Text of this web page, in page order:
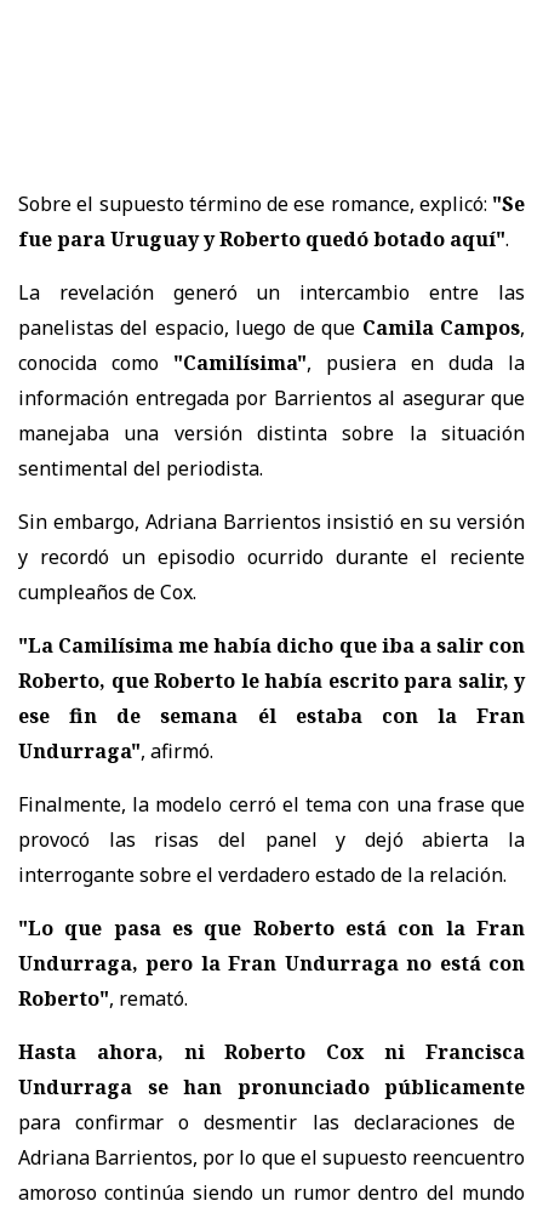
Sobre el supuesto término de ese romance, explicó: "Se
fue para Uruguay y Roberto quedó botado aquí".
La revelación generó un intercambio entre las
panelistas del espacio, luego de que Camila Campos,
conocida como "Camilísima", pusiera en duda la
información entregada por Barrientos al asegurar que
manejaba una versión distinta sobre la situación
sentimental del periodista.
Sin embargo, Adriana Barrientos insistió en su versión
y recordó un episodio ocurrido durante el reciente
cumpleaños de Cox.
"La Camilísima me había dicho que iba a salir con
Roberto, que Roberto le había escrito para salir, y
ese fin de semana él estaba con la Fran
Undurraga", afirmó.
Finalmente, la modelo cerró el tema con una frase que
provocó las risas del panel y dejó abierta la
interrogante sobre el verdadero estado de la relación.
"Lo que pasa es que Roberto está con la Fran
Undurraga, pero la Fran Undurraga no está con
Roberto", remató.
Hasta ahora, ni Roberto Cox ni Francisca
Undurraga se han pronunciado públicamente
para confirmar o desmentir las declaraciones de
Adriana Barrientos, por lo que el supuesto reencuentro
amoroso continúa siendo un rumor dentro del mundo